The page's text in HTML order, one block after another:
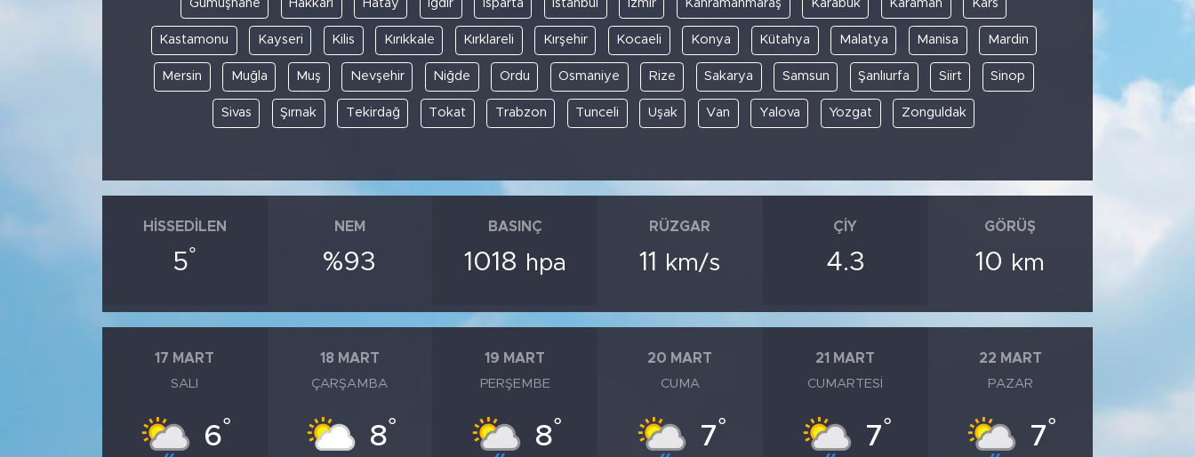
Gümüşhane Hakkâri Hatay Iğdır Isparta İstanbul İzmir Kahramanmaraş Karabük Karaman Kars
Kastamonu Kayseri Kilis Kırıkkale Kırklareli Kırşehir Kocaeli Konya Kütahya Malatya Manisa Mardin
Mersin Muğla Muş Nevşehir Niğde Ordu Osmaniye Rize Sakarya Samsun Şanlıurfa Siirt Sinop
Sivas Şırnak Tekirdağ Tokat Trabzon Tunceli Uşak Van Yalova Yozgat Zonguldak
HISSEDILEN
5°
NEM
%93
BASINÇ
1018 hpa
RÜZGAR
11 km/s
ÇIY
4.3
GÖRÜŞ
10 km
17 MART
SALI
6°
18 MART
ÇARŞAMBA
8°
19 MART
PERŞEMBE
8°
20 MART
CUMA
7°
21 MART
CUMARTESI
7°
22 MART
PAZAR
7°